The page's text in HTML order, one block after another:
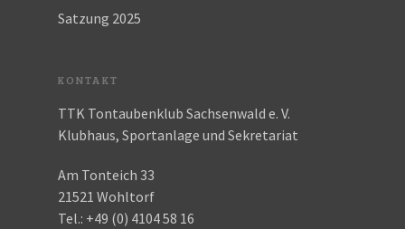
Satzung 2025
KONTAKT
TTK Tontaubenklub Sachsenwald e. V.
Klubhaus, Sportanlage und Sekretariat
Am Tonteich 33
21521 Wohltorf
Tel.: +49 (0) 4104 58 16